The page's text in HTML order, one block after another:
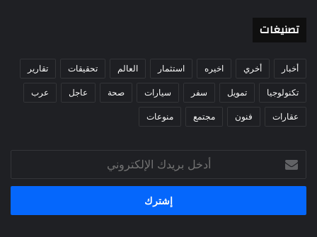
تصنيغات
أخبار أخري اخيره استثمار العالم تحقيقات تقارير
تكنولوجيا تمويل سفر سيارات صحة عاجل عرب
عقارات فنون مجتمع منوعات
بريدك
الإلكتروني